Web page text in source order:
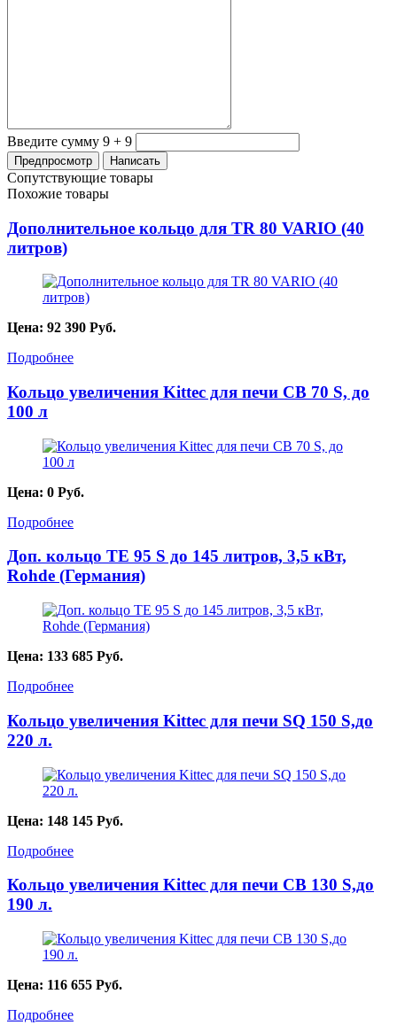
Введите сумму 9 + 9
Сопутствующие товары
Похожие товары
Дополнительное кольцо для TR 80 VARIO (40
литров)
Цена: 92 390 Руб.
Подробнее
Кольцо увеличения Kittec для печи СВ 70 S, до
100 л
Цена: 0 Руб.
Подробнее
Доп. кольцо TE 95 S до 145 литров, 3,5 кВт,
Rohde (Германия)
Цена: 133 685 Руб.
Подробнее
Кольцо увеличения Kittec для печи SQ 150 S,до
220 л.
Цена: 148 145 Руб.
Подробнее
Кольцо увеличения Kittec для печи СВ 130 S,до
190 л.
Цена: 116 655 Руб.
Подробнее